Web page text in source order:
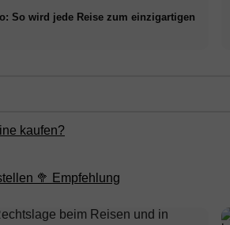
kaufen?
🥦 Empfehlung
So wird jede Reise zum einzigartigen
Dachzelt Nachteile & wie